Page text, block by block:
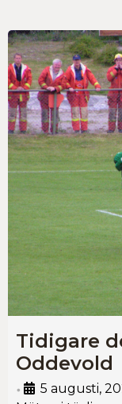
Tidigare
Oddevold
•
5 augusti,